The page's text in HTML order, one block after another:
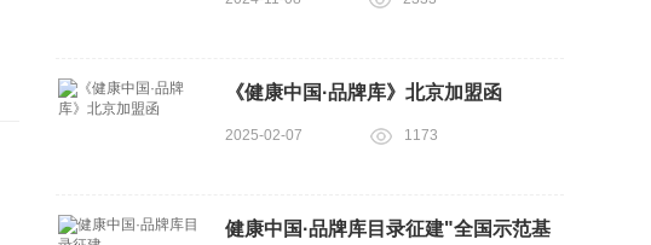
《健康中国·品牌库》北京加盟函
2025-02-07 1173
健康中国·品牌库目录征建"全国示范基